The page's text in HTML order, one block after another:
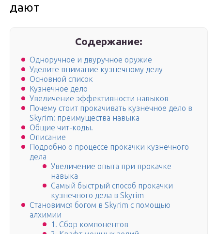
дают
Содержание:
Одноручное и двуручное оружие
Уделите внимание кузнечному делу
Основной список
Кузнечное дело
Увеличение эффективности навыков
Почему стоит прокачивать кузнечное дело в
Skyrim: преимущества навыка
Общие чит-коды.
Описание
Подробно о процессе прокачки кузнечного
дела
Увеличение опыта при прокачке
навыка
Самый быстрый способ прокачки
кузнечного дела в Skyrim
Становимся богом в Skyrim с помощью
алхимии
1. Сбор компонентов